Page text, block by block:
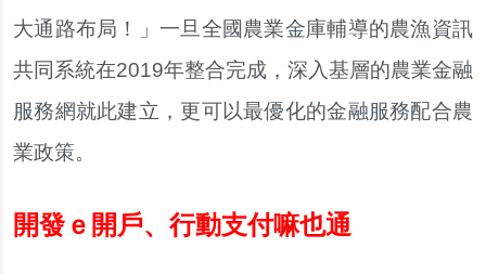
大通路布局！」一旦全國農業金庫輔導的農漁資訊
共同系統在2019年整合完成，深入基層的農業金融
服務網就此建立，更可以最優化的金融服務配合農
業政策。
開發ｅ開戶、行動支付嘛也通